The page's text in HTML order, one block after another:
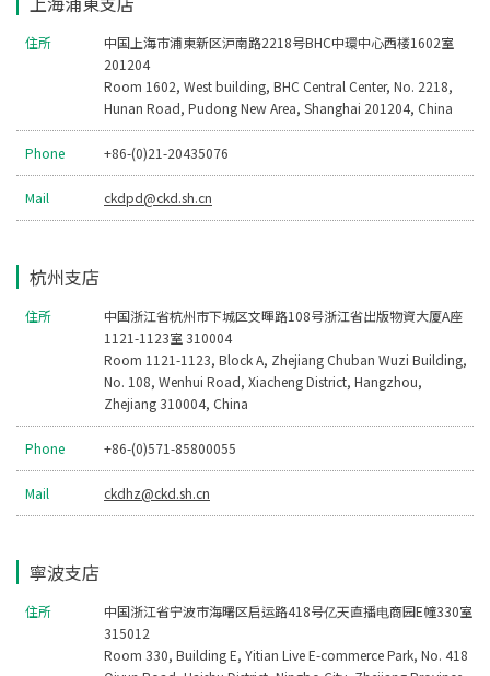
住所
中国上海市浦東新区沪南路2218号BHC中環中心西楼1602室
201204
Room 1602, West building, BHC Central Center, No. 2218,
Hunan Road, Pudong New Area, Shanghai 201204, China
Phone +86-(0)21-20435076
Mail ckdpd@ckd.sh.cn
杭州支店
住所
中国浙江省杭州市下城区文暉路108号浙江省出版物資大厦A座
1121-1123室 310004
Room 1121-1123, Block A, Zhejiang Chuban Wuzi Building,
No. 108, Wenhui Road, Xiacheng District, Hangzhou,
Zhejiang 310004, China
Phone +86-(0)571-85800055
Mail ckdhz@ckd.sh.cn
寧波支店
住所
中国浙江省宁波市海曙区启运路418号亿天直播电商园E幢330室
315012
Room 330, Building E, Yitian Live E-commerce Park, No. 418